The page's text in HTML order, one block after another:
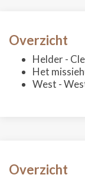
Overzicht
Helder -
Het
West -
Overzicht